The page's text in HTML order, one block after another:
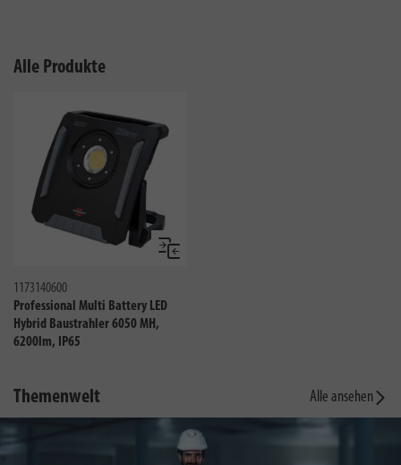
Alle Produkte
Vergleichen
1173140600
Professional Multi Battery LED
Hybrid Baustrahler 6050 MH,
6200lm, IP65
Themenwelt Alle ansehen